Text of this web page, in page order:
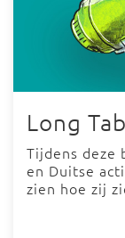
Long
Tijdens deze
en Duitse
zien hoe zij